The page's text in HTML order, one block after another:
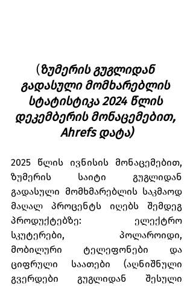
(ზუმერის გუგლიდან
გადასული მომხარებლის
სტატისტიკა 2024 წლის
დეკემბერის მონაცემებით,
Ahrefs დატა)
2025 წლის ივნისის მონაცემებით,
ზუმერის საიტი გუგლიდან
გადასული მომხმარებლის საკმაოდ
მაღალ პროცენტს იღებს შემდეგ
პროდუქტებზე: ელექტრო
სკუტერები, პოლაროიდი,
მობილური ტელეფონები და
ციფრული საათები (აღნიშნული
გვერდები გუგლიდან შესული